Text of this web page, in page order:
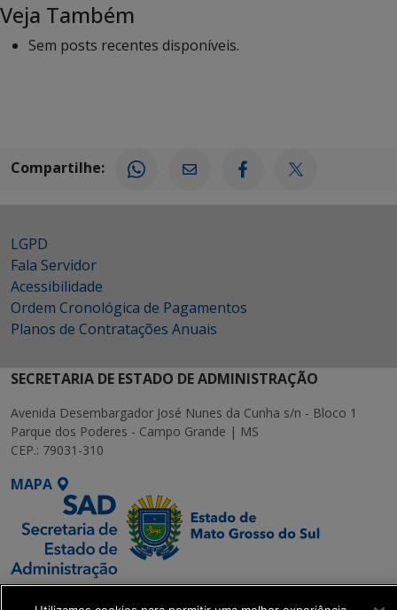
Veja Também
Sem posts recentes disponíveis.
Compartilhe:
LGPD
Fala Servidor
Acessibilidade
Ordem Cronológica de Pagamentos
Planos de Contratações Anuais
SECRETARIA DE ESTADO DE ADMINISTRAÇÃO
Avenida Desembargador José Nunes da Cunha s/n - Bloco 1
Parque dos Poderes - Campo Grande | MS
CEP.: 79031-310
MAPA